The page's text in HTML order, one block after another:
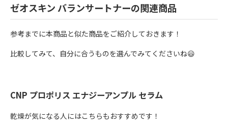
ゼオスキン バランサートナーの関連商品
参考までに本商品と似た商品をご紹介しておきます！
比較してみて、自分に合うものを選んでみてくださいね😃
CNP プロポリス エナジーアンプル セラム
乾燥が気になる人にはこちらもおすすめです！